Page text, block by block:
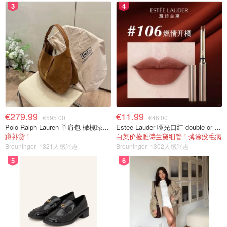
3
€279.99 €595.00
Polo Ralph Lauren 单肩包 橄榄绿金色
蹲补货！
Breuninger 1321人感兴趣
4
€11.99 €46.00
Estee Lauder 哑光口红 double or nothing色号
白菜价捡雅诗兰黛细管！薄涂没毛病
Breuninger 1302人感兴趣
5 6